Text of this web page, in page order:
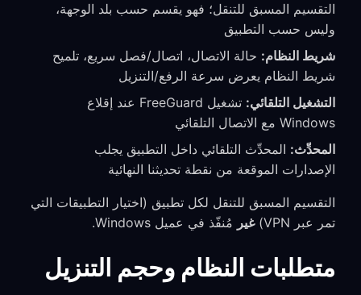
التقسيم المسبق للتنقل؛ فهو يقسم حسب بلد الوجهة،
وليس حسب التطبيق
شريط النظام: حالة الاتصال، اتصال/فصل سريع، تلميح
شريط النظام يعرض سرعة الرفع/التنزيل
التشغيل التلقائي:
تشغيل FreeGuard عند إقلاع
Windows مع الاتصال التلقائي
المحدِّث: المحدِّث التلقائي داخل التطبيق يجلب
الإصدارات الموقعة من نقطة تحديثنا النهائية
التقسيم المسبق للتنقل لكل تطبيق (اختيار التطبيقات التي
تمر عبر VPN)
غير مُنفّذ في عميل Windows.
متطلبات النظام وحجم التنزيل